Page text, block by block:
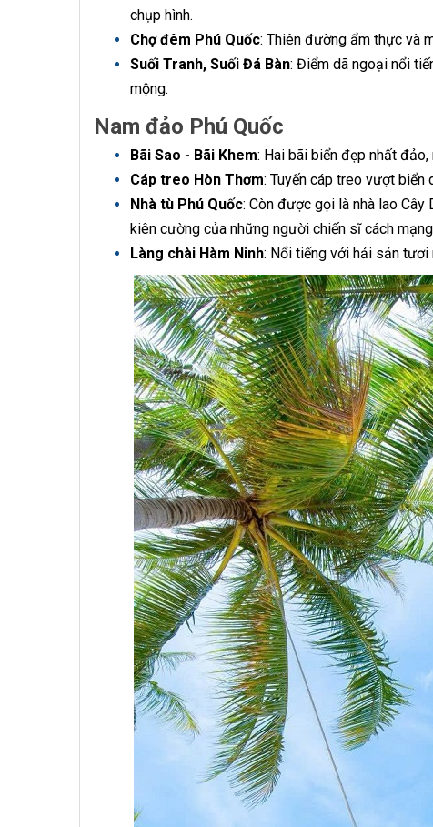
chụp hình.
Chợ đêm Phú Quốc: Thiên đường ẩm thực và
Suối Tranh, Suối Đá Bàn: Điểm dã ngoại nổi
mộng.
Nam đảo Phú Quốc
Bãi Sao - Bãi Khem: Hai bãi biển đẹp nhất
Cáp treo Hòn Thơm: Tuyến cáp treo vượt biển
Nhà tù Phú Quốc: Còn được gọi là nhà lao
kiên cường của những người chiến sĩ cách
Làng chài Hàm Ninh: Nổi tiếng với hải sản tươi